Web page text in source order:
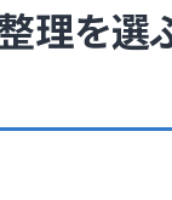
理を